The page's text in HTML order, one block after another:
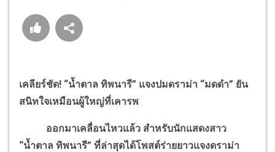
เคลียร์ชัด! “น้ำตาล ทิพนารี” แจงปมดราม่า “มดดำ” ยัน
สนิทใจเหมือนผู้ใหญ่ที่เคารพ
ออกมาเคลื่อนไหวแล้ว สำหรับนักแสดงสาว
“น้ำตาล ทิพนารี” ที่ล่าสุดได้โพสต์ร่ายยาวแจงดราม่า